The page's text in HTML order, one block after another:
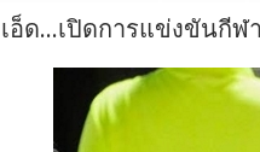
อ็ด…เปิดการแข่งขันกีฬ